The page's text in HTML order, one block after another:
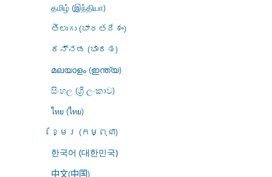
தமிழ் (இந்தியா)
తెలుగు (భారతదేశం)
ಕನ್ನಡ (ಭಾರತ)
മലയാളം (ഇന്ത്യ)
සිංහල (ශ්‍රී ලංකාව)
ไทย (ไทย)
ខ្មែរ (កម្ពុជា)
한국어 (대한민국)
中文(中国)